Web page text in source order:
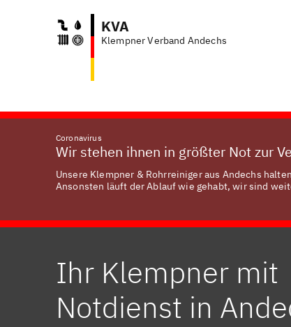
KVA
Klempner Verband Andechs
Coronavirus
Wir stehen ihnen in größter Not zur
Unsere Klempner & Rohrreiniger aus Andechs
Ansonsten läuft der Ablauf wie gehabt, wir sind
Ihr Klempner mit
Notdienst in